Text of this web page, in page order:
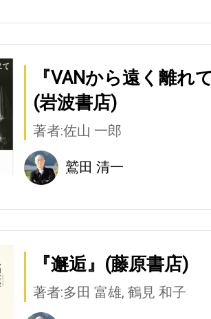
『VANから遠く離
(岩波書店)
著者:佐山 一郎
鷲田 清一
『邂逅』(藤原書店)
著者:多田 富雄, 鶴見 和子